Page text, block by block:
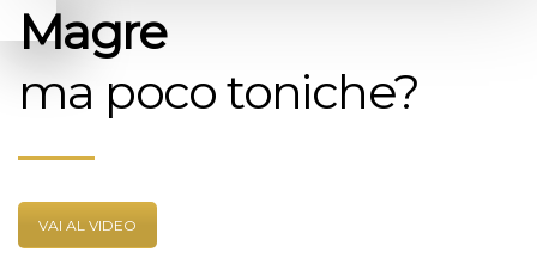
Magre
ma poco toniche?
VAI AL VIDEO